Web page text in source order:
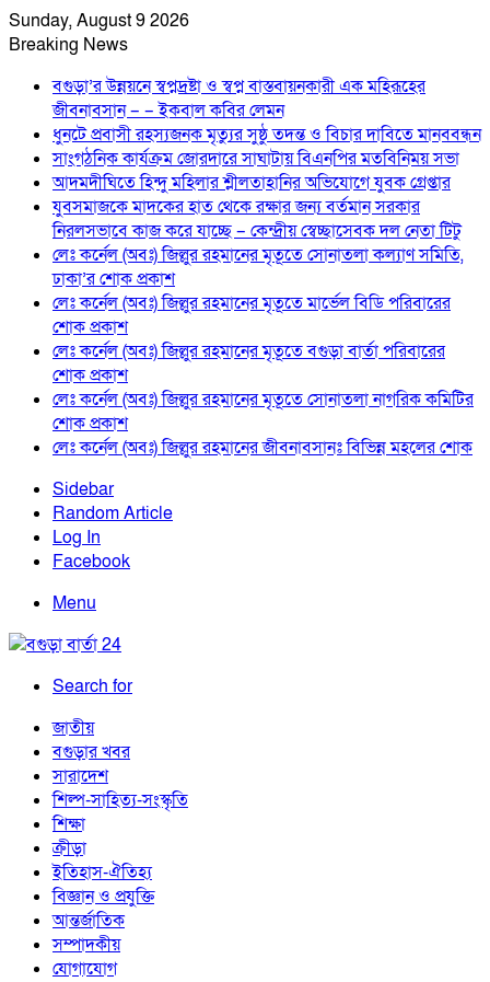
Sunday, August 9 2026
Breaking News
বগুড়া’র উন্নয়নে স্বপ্নদ্রষ্টা ও স্বপ্ন বাস্তবায়নকারী এক মহিরূহের
জীবনাবসান – – ইকবাল কবির লেমন
ধুনটে প্রবাসী রহস্যজনক মৃত্যুর সুষ্ঠু তদন্ত ও বিচার দাবিতে মানববন্ধন
সাংগঠনিক কার্যক্রম জোরদারে সাঘাটায় বিএনপির মতবিনিময় সভা
আদমদীঘিতে হিন্দু মহিলার শ্লীলতাহানির অভিযোগে যুবক গ্রেপ্তার
যুবসমাজকে মাদকের হাত থেকে রক্ষার জন্য বর্তমান সরকার
নিরলসভাবে কাজ করে যাচ্ছে – কেন্দ্রীয় স্বেচ্ছাসেবক দল নেতা টিটু
লেঃ কর্নেল (অবঃ) জিল্লুর রহমানের মৃতূতে সোনাতলা কল্যাণ সমিতি,
ঢাকা’র শোক প্রকাশ
লেঃ কর্নেল (অবঃ) জিল্লুর রহমানের মৃতূতে মার্ভেল বিডি পরিবারের
শোক প্রকাশ
লেঃ কর্নেল (অবঃ) জিল্লুর রহমানের মৃতূতে বগুড়া বার্তা পরিবারের
শোক প্রকাশ
লেঃ কর্নেল (অবঃ) জিল্লুর রহমানের মৃতূতে সোনাতলা নাগরিক কমিটির
শোক প্রকাশ
লেঃ কর্নেল (অবঃ) জিল্লুর রহমানের জীবনাবসানঃ বিভিন্ন মহলের শোক
Sidebar
Random Article
Log In
Facebook
Menu
Search for
জাতীয়
বগুড়ার খবর
সারাদেশ
শিল্প-সাহিত্য-সংস্কৃতি
শিক্ষা
ক্রীড়া
ইতিহাস-ঐতিহ্য
বিজ্ঞান ও প্রযুক্তি
আন্তর্জাতিক
সম্পাদকীয়
যোগাযোগ